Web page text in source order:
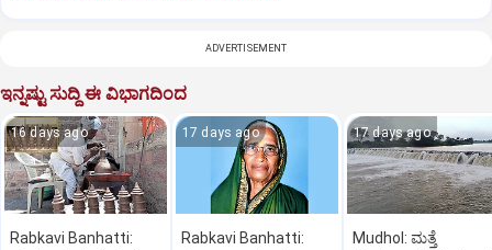
ADVERTISEMENT
ಇನ್ನಷ್ಟು ಸುದ್ದಿ ಈ ವಿಭಾಗದಿಂದ
16 days ago
Rabkavi Banhatti:
17 days ago
Rabkavi Banhatti:
17 days ago
Mudhol: ಮತ್ತೆ